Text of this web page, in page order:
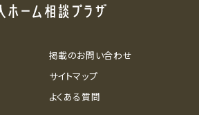
掲載のお問い合わせ
サイトマップ
よくある質問